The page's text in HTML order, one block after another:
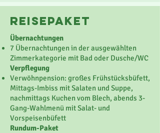
reisepaket
Übernachtungen
7 Übernachtungen in der ausgewählten
Zimmerkategorie mit Bad oder Dusche/WC
Verpflegung
Verwöhnpension: großes Frühstücksbüfett,
Mittags-Imbiss mit Salaten und Suppe,
nachmittags Kuchen vom Blech, abends 3-
Gang-Wahlmenü mit Salat- und
Vorspeisenbüfett
Rundum-Paket